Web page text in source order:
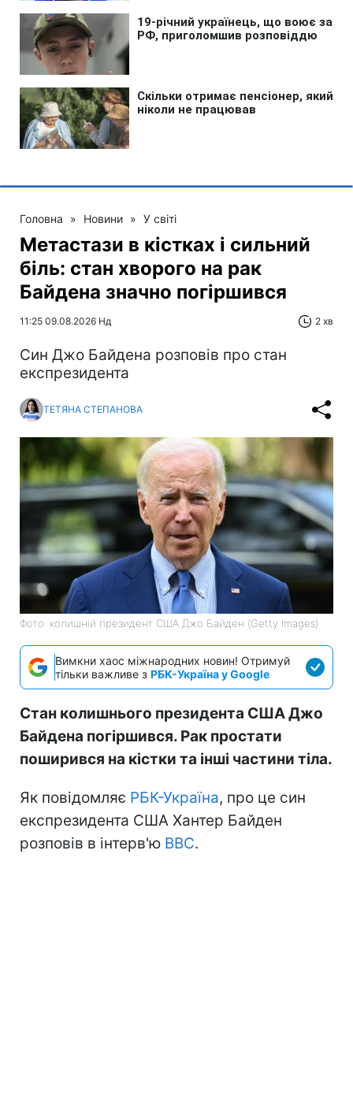
Головна » Новини » У світі
Метастази в кістках і сильний
біль: стан хворого на рак
Байдена значно погіршився
11:25 09.08.2026 Нд 2 хв
Син Джо Байдена розповів про стан
експрезидента
ТЕТЯНА СТЕПАНОВА
Фото: колишній президент США Джо Байден (Getty Images)
Вимкни хаос міжнародних новин! Отримуй
тільки важливе з РБК-Україна у Google
Стан колишнього президента США Джо
Байдена погіршився. Рак простати
поширився на кістки та інші частини тіла.
Як повідомляє РБК-Україна, про це син
експрезидента США Хантер Байден
розповів в інтерв'ю BBC.